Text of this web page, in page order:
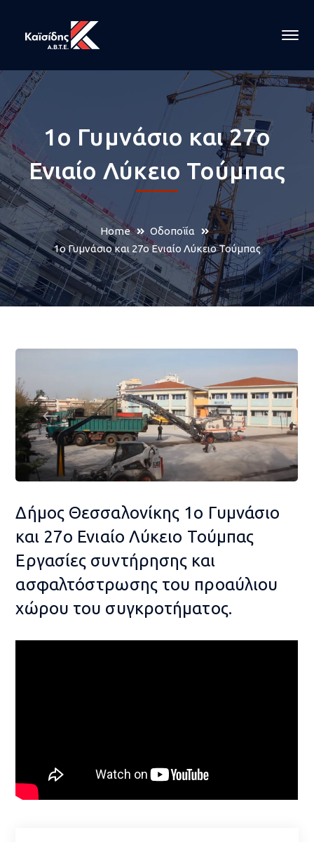
1ο Γυμνάσιο και 27ο
Ενιαίο Λύκειο Τούμπας
Home
Οδοποϊία
1ο Γυμνάσιο και 27ο Ενιαίο Λύκειο Τούμπας
Δήμος Θεσσαλονίκης 1ο Γυμνάσιο
και 27ο Ενιαίο Λύκειο Τούμπας
Εργασίες συντήρησης και
ασφαλτόστρωσης του προαύλιου
χώρου του συγκροτήματος.